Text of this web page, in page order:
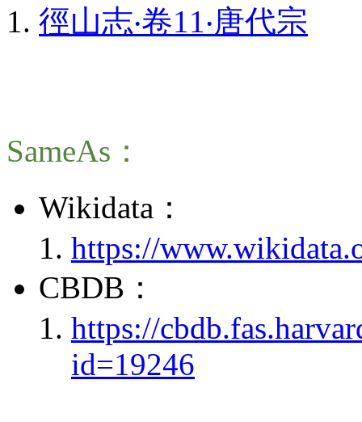
徑山志‧卷11‧唐代宗
SameAs：
Wikidata：
https://
CBDB：
https://
id=19246